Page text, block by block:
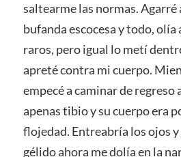
saltearme las normas. Agarré
bufanda escocesa y todo, olía
raros, pero igual lo metí
apreté contra mi cuerpo.
empecé a caminar de regreso
apenas tibio y su cuerpo era
flojedad. Entreabría los ojos y
gélido ahora me dolía en la